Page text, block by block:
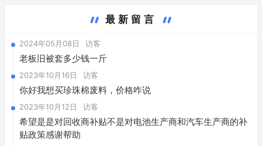
最新留言
2024年05月08日 访客
老板旧被套多少钱一斤
2023年10月16日 访客
你好我想买珍珠棉废料，价格咋说
2023年10月12日 访客
希望是是对回收商补贴不是对电池生产商和汽车生产商的补
贴政策感谢帮助